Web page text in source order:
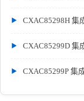
CXAC85298H 集
CXAC85299D 集
CXAC85299P 集